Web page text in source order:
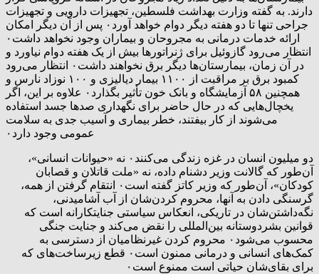
دارند. به گفته وزارت بهداشت فلسطین، تجهیزات دارویی و تجهیزات
جراحی تنها تا دو هفته دیگر دوام خواهد آورد۰ پس از آن دیگر امکان
ارائه خدمات درمانی به مجروحان و بیماران وجود نخواهد داشت۰
انتظار می‌رود گازوئیل برای ژنراتورها بیش از یک هفته دوام نیاورد و
در آن زمان، بیمارستان‌ها دیگر برق نخواهند داشت۰ انتظار می‌رود
کمبود برق بر مراقبت از ۱۱۰۰ بیمار دیالیزی و ۱۰۰ نوزاد نارس و
همچنین ۵۸ آزمایشگاه و بانک خون تأثیر بگذارد۰ علاوه بر این، اگر
یخچال‌هایی که در حال حاضر برای نگهداری صدها جسد استفاده
می‌شوند از کار بیفتند، خطر بیماری و آسیب جدی به سلامت
عمومی وجود دارد۰
دو میلیون انسان در غزه زندگی می‌کنند۰ نه «حیوانات انسانی»،
آن‌طور که گالانت وزیر دشنام داده، نه «ملت قاتلان و قصابان
کودکان»، آن‌طور که وزیر کاتز گفته است۰ انتقام گرفتن از همه،
گرسنگی دادن به آنها، محروم کردن‌شان از آب آشامیدنی،
نگه‌داشتن‌شان در تاریکی، انعکاس سیاستی جنایتکارانه است که
قوانین بشردوستانه بین‌المللی را نقض می‌کند و جنایت جنگی
محسوب می‌شود۰ محروم کردن غیرنظامیان از دسترسی به
کمک‌های انسانی و درمانی ممنون است۰ قطع زیرساخت‌های که
برای بقای‌شان حیاتی است ممنوع است۰